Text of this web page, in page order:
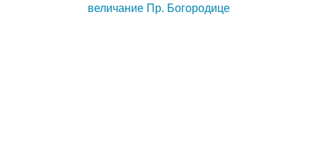
величание Пр. Богородице